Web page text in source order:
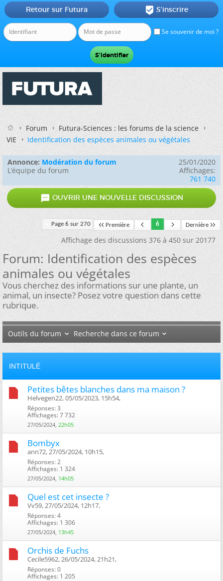
Se souvenir de moi ?
Retour sur Futura  S'inscrire
Forum
Futura-Sciences : les forums de la science
VIE
Identification des espèces animales ou végétales
Annonce: Modération du forum
L’équipe du forum
25/01/2020
Affichages:
761 740
 OUVRIR UNE NOUVELLE DISCUSSION
Page 6 sur 270 Première 6 Dernière
Affichage des discussions 376 à 450 sur 20177
Forum:Identification des espèces
animales ou végétales
Vous cherchez des informations sur une plante, un
animal, un insecte? Posez votre question dans cette
rubrique.
Outils du forum Recherche dans ce forum
INTITULÉ
Petites bêtes blanches dans ma maison ?
Helvegen22, 05/05/2023, 15h54, ‎
Réponses: 3
Affichages: 7 732
27/05/2024, 22h05
Bombyx
ann72, 27/05/2024, 10h15, ‎
Réponses: 2
Affichages: 1 324
27/05/2024, 14h05
Quel est cet insecte ?
Vv59, 27/05/2024, 12h17, ‎
Réponses: 4
Affichages: 1 306
27/05/2024, 13h45
Orchis de Fuchs
Cecile5962, 26/05/2024, 21h21, ‎
Réponses: 0
Affichages: 1 205